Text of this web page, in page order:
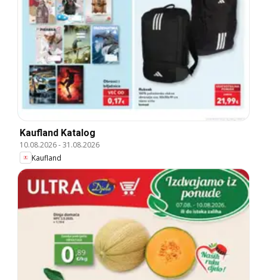
Kaufland Katalog
10.08.2026-31.08.2026
Kaufland